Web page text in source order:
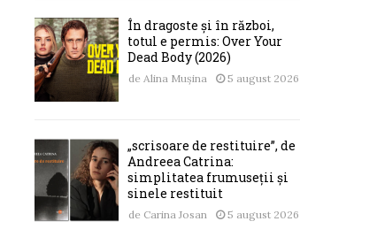
În dragoste și în război,
totul e permis: Over Your
Dead Body (2026)
de Alina Mușina 5 august 2026
„scrisoare de restituire”, de
Andreea Catrina:
simplitatea frumuseții și
sinele restituit
de Carina Josan 5 august 2026